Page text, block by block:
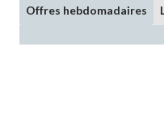
Offres hebdomadaires